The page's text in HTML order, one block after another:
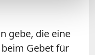
gebe, die eine
Gebet für